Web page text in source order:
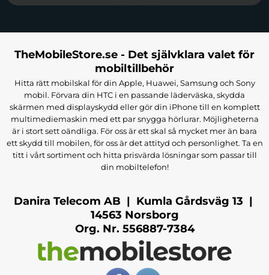
TheMobileStore.se - Det självklara valet för
mobiltillbehör
Hitta rätt mobilskal för din Apple, Huawei, Samsung och Sony
mobil. Förvara din HTC i en passande läderväska, skydda
skärmen med displayskydd eller gör din iPhone till en komplett
multimediemaskin med ett par snygga hörlurar. Möjligheterna
är i stort sett oändliga. För oss är ett skal så mycket mer än bara
ett skydd till mobilen, för oss är det attityd och personlighet. Ta en
titt i vårt sortiment och hitta prisvärda lösningar som passar till
din mobiltelefon!
Danira Telecom AB | Kumla Gårdsväg 13 |
14563 Norsborg
Org. Nr. 556887-7384